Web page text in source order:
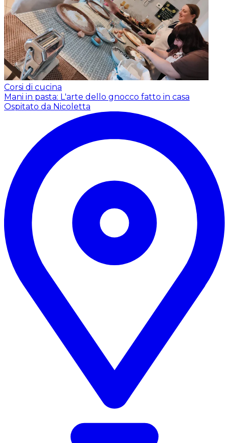
Corsi di cucina
Mani in pasta: L'arte dello gnocco fatto in casa
Ospitato da Nicoletta